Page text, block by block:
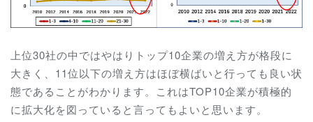
上位30社の中ではやはりトップ10企業の増え方が格段に
大きく、11位以下の増え方はほぼ横ばいと行っても良い状
態であることがわかります。これはTOP10企業が積極的
に拡大化を図っていると言ってもよいと思います。